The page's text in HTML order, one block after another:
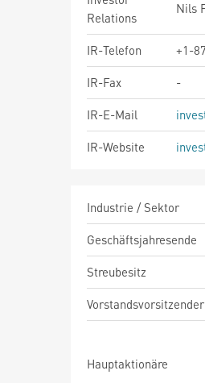
Relations
Nils
IR-Telefon
+1-
IR-Fax
-
IR-E-Mail
IR-Website
Industrie / Sektor
Geschäftsjahresende
Streubesitz
Vorstandsvorsitzender
Hauptaktionäre